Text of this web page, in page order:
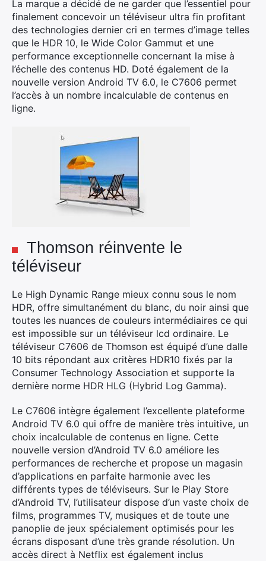
La marque a décidé de ne garder que l’essentiel pour
finalement concevoir un téléviseur ultra fin profitant
des technologies dernier cri en termes d’image telles
que le HDR 10, le Wide Color Gammut et une
performance exceptionnelle concernant la mise à
l’échelle des contenus HD. Doté également de la
nouvelle version Android TV 6.0, le C7606 permet
l’accès à un nombre incalculable de contenus en
ligne.
Thomson réinvente le
téléviseur
Le High Dynamic Range mieux connu sous le nom
HDR, offre simultanément du blanc, du noir ainsi que
toutes les nuances de couleurs intermédiaires ce qui
est impossible sur un téléviseur lcd ordinaire. Le
téléviseur C7606 de Thomson est équipé d’une dalle
10 bits répondant aux critères HDR10 fixés par la
Consumer Technology Association et supporte la
dernière norme HDR HLG (Hybrid Log Gamma).
Le C7606 intègre également l’excellente plateforme
Android TV 6.0 qui offre de manière très intuitive, un
choix incalculable de contenus en ligne. Cette
nouvelle version d’Android TV 6.0 améliore les
performances de recherche et propose un magasin
d’applications en parfaite harmonie avec les
différents types de téléviseurs. Sur le Play Store
d’Android TV, l’utilisateur dispose d’un vaste choix de
films, programmes TV, musiques et de toute une
panoplie de jeux spécialement optimisés pour les
écrans disposant d’une très grande résolution. Un
accès direct à Netflix est également inclus
Rechercher
: